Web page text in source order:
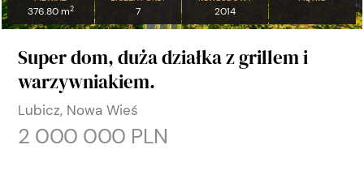
376.80 m2 7 2014
Super dom, duża działka z grillem i
warzywniakiem.
Lubicz, Nowa Wieś
2 000 000 PLN